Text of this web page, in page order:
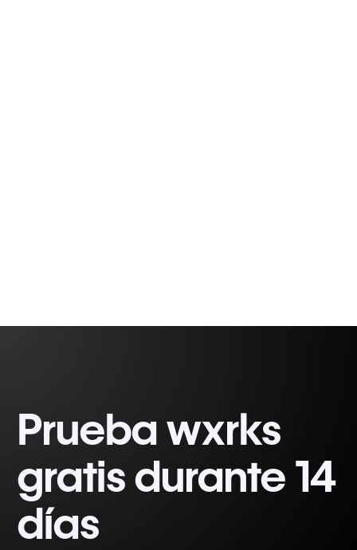
Prueba wxrks
gratis durante 14
días